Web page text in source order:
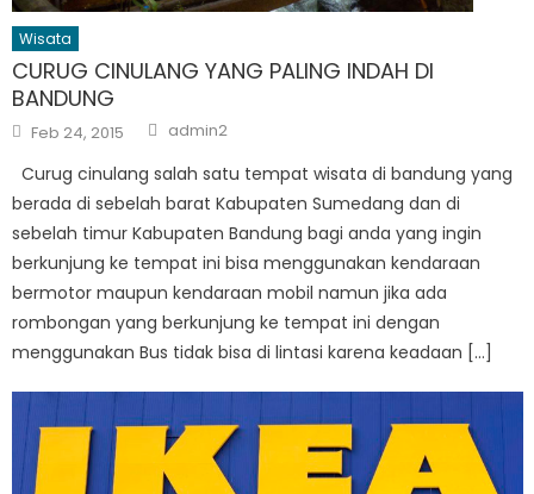
Wisata
CURUG CINULANG YANG PALING INDAH DI
BANDUNG
Posted
on
Feb 24, 2015 Author
admin2
Curug cinulang salah satu tempat wisata di bandung yang
berada di sebelah barat Kabupaten Sumedang dan di
sebelah timur Kabupaten Bandung bagi anda yang ingin
berkunjung ke tempat ini bisa menggunakan kendaraan
bermotor maupun kendaraan mobil namun jika ada
rombongan yang berkunjung ke tempat ini dengan
menggunakan Bus tidak bisa di lintasi karena keadaan […]